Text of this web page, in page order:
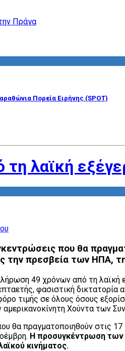
Πορεία Ειρήνης (SPOT)
λαϊκή
που θα
την πρεσβεία των ΗΠΑ,
49 χρόνων από τη
φασιστική
τιμής σε όλους όσους
Χούντα των
θα πραγματοποιηθούν στις
Η προσυγκέντρωση των
κινήματος.